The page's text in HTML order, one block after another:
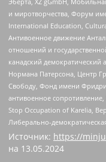
и миротворчества, Форум
International Education,
Антивоенное движение
отношений и
канадский
Нормана Патерсона, Центр
Свободу, Фонд имени
антивоенное
Stop Occupation of Karelia,
Либерально-
Источник: https://
на 13.05.2024